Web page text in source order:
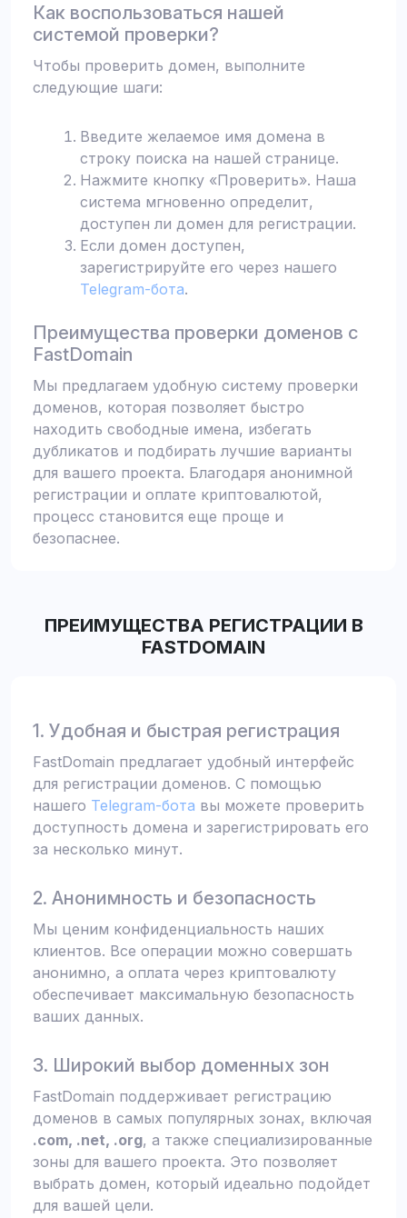
Как воспользоваться нашей
системой проверки?
Чтобы проверить домен, выполните
следующие шаги:
Введите желаемое имя домена в
строку поиска на нашей странице.
Нажмите кнопку «Проверить». Наша
система мгновенно определит,
доступен ли домен для регистрации.
Если домен доступен,
зарегистрируйте его через нашего
Telegram-бота.
Преимущества проверки доменов с
FastDomain
Мы предлагаем удобную систему проверки
доменов, которая позволяет быстро
находить свободные имена, избегать
дубликатов и подбирать лучшие варианты
для вашего проекта. Благодаря анонимной
регистрации и оплате криптовалютой,
процесс становится еще проще и
безопаснее.
ПРЕИМУЩЕСТВА РЕГИСТРАЦИИ В
FASTDOMAIN
1. Удобная и быстрая регистрация
FastDomain предлагает удобный интерфейс
для регистрации доменов. С помощью
нашего Telegram-бота вы можете проверить
доступность домена и зарегистрировать его
за несколько минут.
2. Анонимность и безопасность
Мы ценим конфиденциальность наших
клиентов. Все операции можно совершать
анонимно, а оплата через криптовалюту
обеспечивает максимальную безопасность
ваших данных.
3. Широкий выбор доменных зон
FastDomain поддерживает регистрацию
доменов в самых популярных зонах, включая
.com, .net, .org, а также специализированные
зоны для вашего проекта. Это позволяет
выбрать домен, который идеально подойдет
для вашей цели.